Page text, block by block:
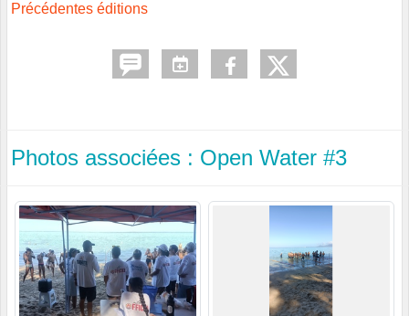
Précédentes éditions
Photos associées : Open Water #3